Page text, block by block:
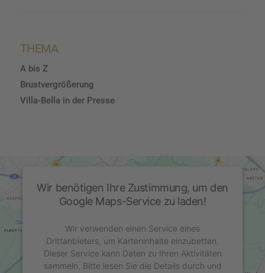
THEMA
A bis Z
Brustvergrößerung
Villa-Bella in der Presse
Wir benötigen Ihre Zustimmung, um den
Google Maps-Service zu laden!
Wir verwenden einen Service eines
Drittanbieters, um Karteninhalte einzubetten.
Dieser Service kann Daten zu Ihren Aktivitäten
sammeln. Bitte lesen Sie die Details durch und